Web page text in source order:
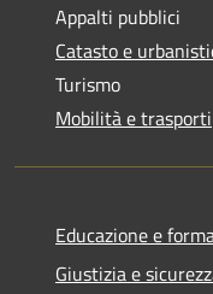
Appalti pubblici
Catasto e
Turismo
Mobilità e trasporti
Educazione e
Giustizia e